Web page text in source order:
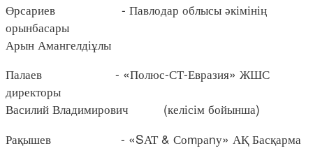
Өрсариев - Павлодар облысы әкімінің
орынбасары
Арын Амангелдіұлы
Палаев - «Полюс-СТ-Евразия» ЖШС
директоры
Василий Владимирович (келісім бойынша)
Рақышев - «SАТ & Соmраnу» АҚ Басқарма